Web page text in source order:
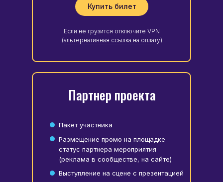
Партнер проекта
Пакет участника
Размещение промо на площадке
статус партнера мероприятия
(реклама в сообществе, на сайте)
Выступление на сцене с презентацией
Купить билет
Если не грузится отключите VPN
(альтернативная ссылка на оплату)